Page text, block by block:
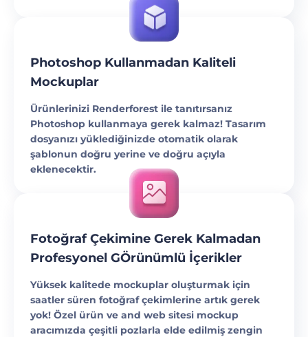
Photoshop Kullanmadan Kaliteli
Mockuplar
Ürünlerinizi Renderforest ile tanıtırsanız
Photoshop kullanmaya gerek kalmaz! Tasarım
dosyanızı yüklediğinizde otomatik olarak
şablonun doğru yerine ve doğru açıyla
eklenecektir.
Fotoğraf Çekimine Gerek Kalmadan
Profesyonel GÖrünümlü İçerikler
Yüksek kalitede mockuplar oluşturmak için
saatler süren fotoğraf çekimlerine artık gerek
yok! Özel ürün ve and web sitesi mockup
aracımızda çeşitli pozlarla elde edilmiş zengin